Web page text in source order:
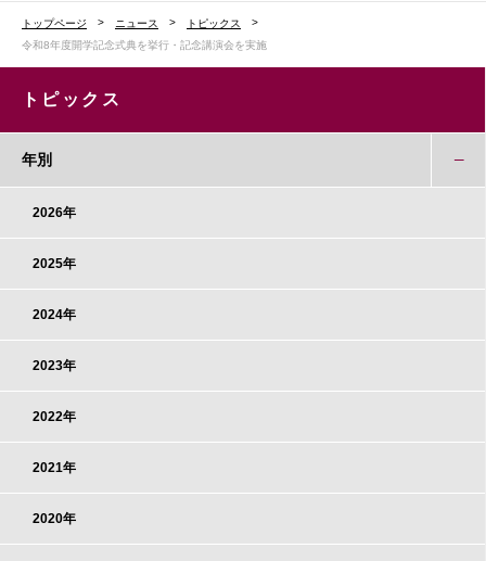
トップページ ニュース
トピックス
令和8年度開学記念式典を挙行・記念講演会を実施
トピックス
年別
2026年
2025年
2024年
2023年
2022年
2021年
2020年